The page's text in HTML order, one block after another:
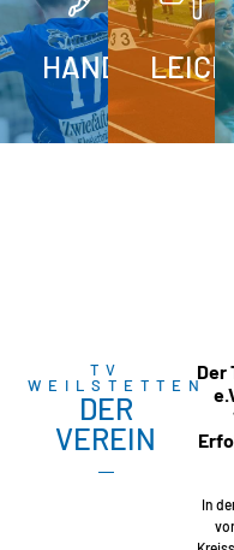
HANDBALL
TV
WEILSTETTEN
DER
VEREIN
Der
In